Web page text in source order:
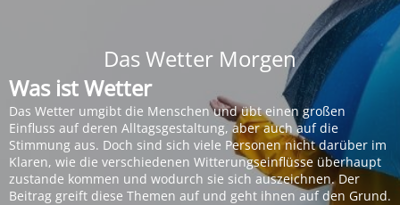
Das Wetter Morgen
Was ist Wetter
Das Wetter umgibt die Menschen und übt einen großen
Einfluss auf deren Alltagsgestaltung, aber auch auf die
Stimmung aus. Doch sind sich viele Personen nicht darüber im
Klaren, wie die verschiedenen Witterungseinflüsse überhaupt
zustande kommen und wodurch sie sich auszeichnen. Der
Beitrag greift diese Themen auf und geht ihnen auf den Grund.